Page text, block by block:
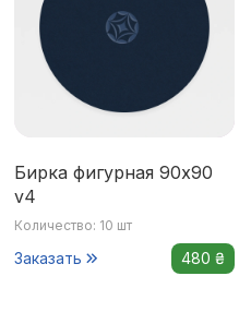
Бирка фигурная 90x90
v4
Количество: 10 шт
Заказать 480 ₴